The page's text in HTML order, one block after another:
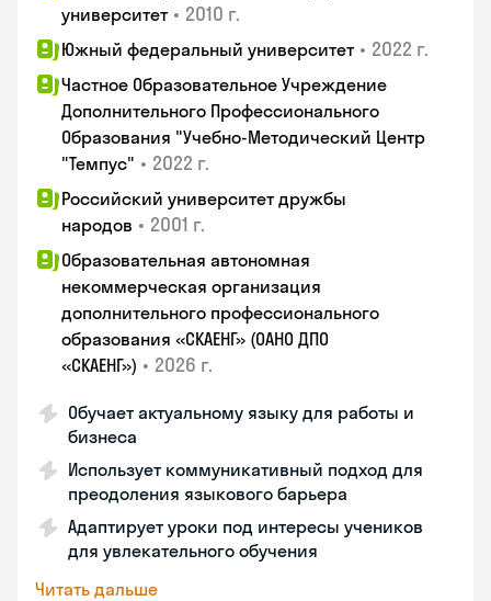
университет • 2010 г.
Южный федеральный университет • 2022 г.
Частное Образовательное Учреждение
Дополнительного Профессионального
Образования "Учебно-Методический Центр
"Темпус" • 2022 г.
Российский университет дружбы
народов • 2001 г.
Образовательная автономная
некоммерческая организация
дополнительного профессионального
образования «СКАЕНГ» (ОАНО ДПО
«СКАЕНГ») • 2026 г.
Обучает актуальному языку для работы и
бизнеса
Использует коммуникативный подход для
преодоления языкового барьера
Адаптирует уроки под интересы учеников
для увлекательного обучения
Читать дальше